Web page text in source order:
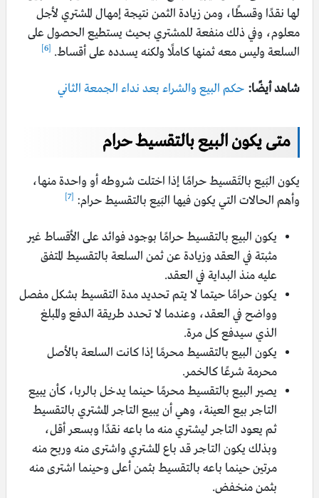
لها نقدًا وقسطًا، ومن زيادة الثمن نتيجة إمهال المشتري لأجل
معلوم، وفي ذلك منفعة للمشتري بحيث يستطيع الحصول على
السلعة وليس معه ثمنها كاملًا ولكنه يسدده على أقساط. [6]
شاهد أيضًا: حكم البيع والشراء بعد نداء الجمعة الثاني
متى يكون البيع بالتقسيط حرام
يكون البَيع بالتَقسيط حرامًا إذا اختلت شروطه أو واحدة منها،
وأهم الحالات التي يكون فيها البَيع بالتقسيط حرام: [7]
يكون البيع بالتقسيط حرامًا بوجود فوائد على الأقساط غير
مثبتة في العقد وزيادة عن ثمن السلعة بالتقسيط المتفق
عليه منذ البداية في العقد.
يكون حرامًا حيتما لا يتم تحديد مدة التقسيط بشكل مفصل
وواضح في العقد، وعندما لا تحدد طريقة الدفع والمبلغ
الذي سيدفع كل مرة.
يكون البيع بالتقسيط محرمًا إذا كانت السلعة بالأصل
محرمة شرعًا كالخمر.
يصير البيع بالتقسيط محرمًا حينما يدخل بالربا، كأن يبيع
التاجر بيع العينة، وهي أن يبيع التاجر المشتري بالتقسيط
ثم يعود التاجر ليشتري منه ما باعه نقدًا وبسعر أقل،
وبذلك يكون التاجر قد باع المشتري واشترى منه وربح منه
مرتين حينما باعه بالتقسيط بثمن أعلى وحينما اشترى منه
بثمن منخفض.